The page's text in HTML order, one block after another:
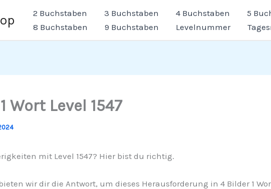
2 Buchstaben 3 Buchstaben 4 Buchstaben 5
8 Buchstaben
9 Buchstaben Levelnummer
Wort Level 1547
mit Level 1547? Hier bist du richtig.
wir dir die Antwort, um dieses Herausforderung in 4 Bilder 1